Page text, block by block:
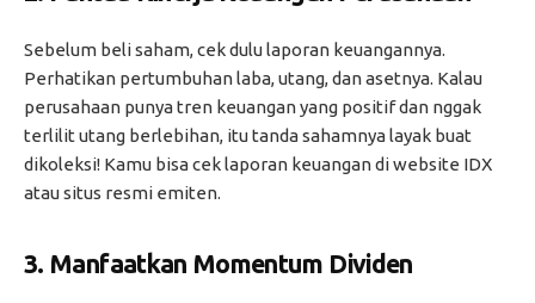
Sebelum beli saham, cek dulu laporan keuangannya.
Perhatikan pertumbuhan laba, utang, dan asetnya. Kalau
perusahaan punya tren keuangan yang positif dan nggak
terlilit utang berlebihan, itu tanda sahamnya layak buat
dikoleksi! Kamu bisa cek laporan keuangan di website IDX
atau situs resmi emiten.
3. Manfaatkan Momentum Dividen